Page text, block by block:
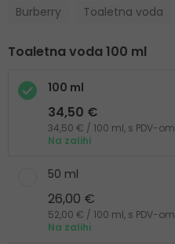
Burberry Toaletna voda
Toaletna voda 100 ml
100 ml
34,50 €
34,50 € / 100 ml, s PDV-om
Na zalihi
50 ml
26,00 €
52,00 € / 100 ml, s PDV-om
Na zalihi